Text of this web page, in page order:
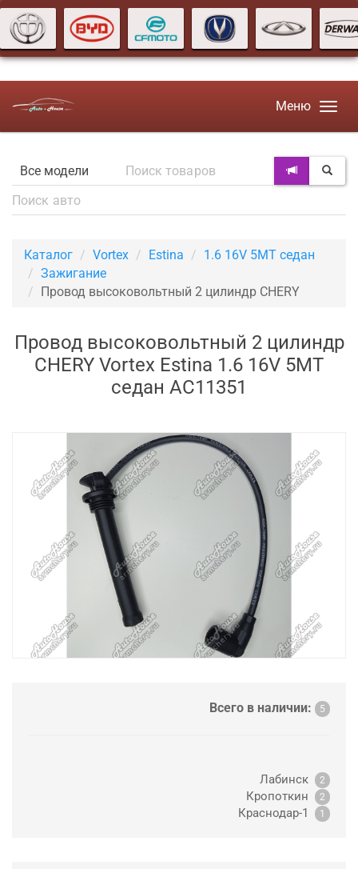
Меню
Каталог Vortex Estina
1.6 16V 5MT седан
Зажигание
Провод высоковольтный 2 цилиндр CHERY
Провод высоковольтный 2 цилиндр
CHERY Vortex Estina 1.6 16V 5MT
седан AC11351
Всего в наличии: 5
Лабинск 2
Кропоткин 2
Краснодар-1 1